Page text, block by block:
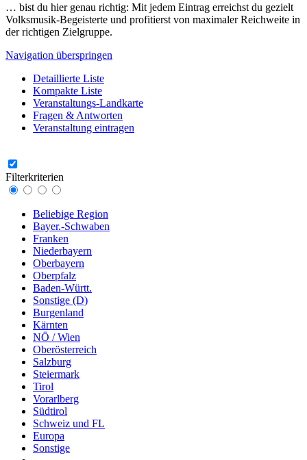
… bist du hier genau richtig: Mit jedem Eintrag erreichst du gezielt
Volksmusik-Begeisterte und profitierst von maximaler Reichweite in
der richtigen Zielgruppe.
Navigation überspringen
Detaillierte Liste
Kompakte Liste
Veranstaltungs-Landkarte
Fragen & Antworten
Veranstaltung eintragen
Filterkriterien
Beliebige Region
Bayer.-Schwaben
Franken
Niederbayern
Oberbayern
Oberpfalz
Baden-Württ.
Sonstige (D)
Burgenland
Kärnten
NÖ / Wien
Oberösterreich
Salzburg
Steiermark
Tirol
Vorarlberg
Südtirol
Schweiz und FL
Europa
Sonstige